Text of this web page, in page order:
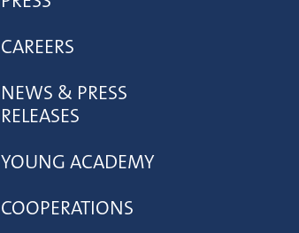
CAREERS
NEWS & PRESS
RELEASES
YOUNG ACADEMY
COOPERATIONS